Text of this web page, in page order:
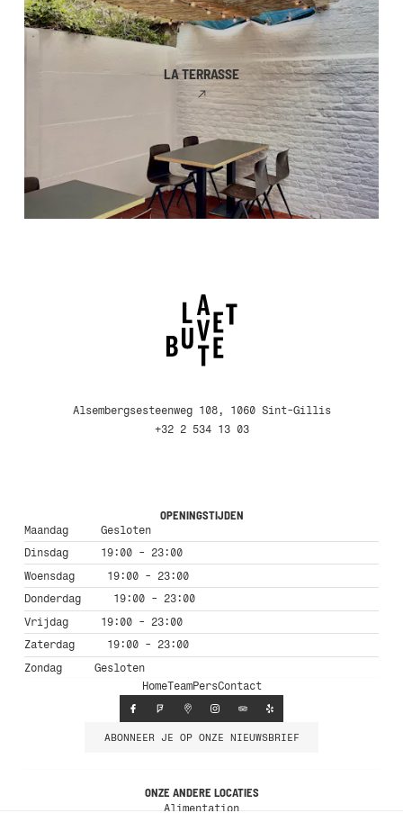
LA TERRASSE
Alsembergsesteenweg 108, 1060 Sint-Gillis
+32 2 534 13 03
OPENINGSTIJDEN
Maandag
Gesloten
Dinsdag
19:00 - 23:00
Woensdag
19:00 - 23:00
Donderdag
19:00 - 23:00
Vrijdag
19:00 - 23:00
Zaterdag
19:00 - 23:00
Zondag
Gesloten
HomeTeamPersContact
ABONNEER JE OP ONZE NIEUWSBRIEF
ONZE ANDERE LOCATIES
Alimentation